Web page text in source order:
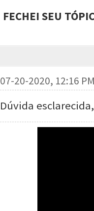
FECHEI SEU
07-20-2020, 12:16
Dúvida